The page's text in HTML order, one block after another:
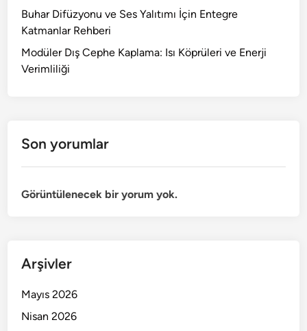
Buhar Difüzyonu ve Ses Yalıtımı İçin Entegre
Katmanlar Rehberi
Modüler Dış Cephe Kaplama: Isı Köprüleri ve Enerji
Verimliliği
Son yorumlar
Görüntülenecek bir yorum yok.
Arşivler
Mayıs 2026
Nisan 2026